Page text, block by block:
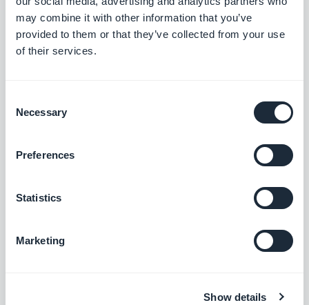
may combine it with other information that you’ve
provided to them or that they’ve collected from your use
of their services.
Selection
Necessary
Preferences
Statistics
Marketing
Show details
Hantera din e-postmarknadsföring på ett
enkelt sätt
Gratis